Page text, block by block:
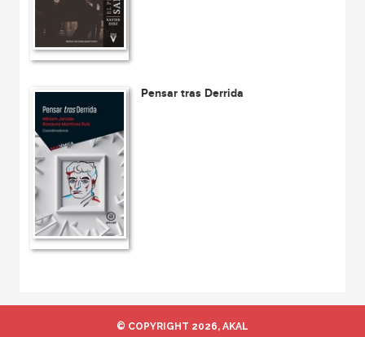
Pensar tras Derrida
© COPYRIGHT 2026, AKAL